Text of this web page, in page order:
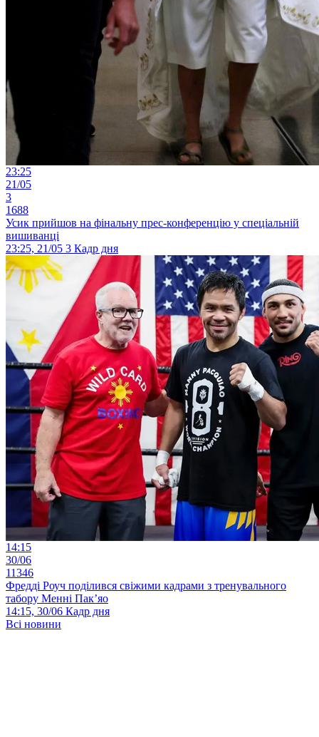
23:25
21/05
3
1688
Усик прийшов на фінальну прес-конференцію у спеціальній
вишиванці
23:25, 21/05 3 Кадр дня
14:15
30/06
11346
Фредді Роуч поділився свіжими кадрами з тренувального
табору Менні Пак’яо
14:15, 30/06 Кадр дня
Всі новини